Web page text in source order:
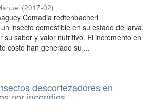
(2017-02)
Comadia redtenbacheri
insecto comestible en su estado de larva,
su sabor y valor nutritivo. El incremento en
costo han generado su ...
descortezadores en